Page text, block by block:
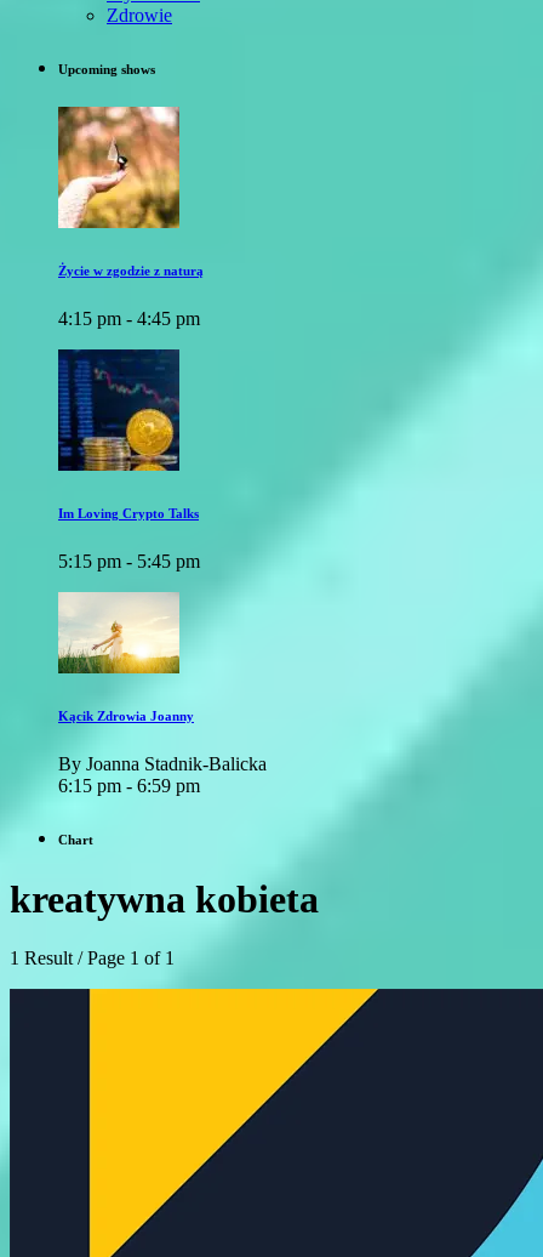
Zdrowie
Upcoming shows
Życie w zgodzie z naturą
4:15 pm - 4:45 pm
Im Loving Crypto Talks
5:15 pm - 5:45 pm
Kącik Zdrowia Joanny
By Joanna Stadnik-Balicka
6:15 pm - 6:59 pm
Chart
kreatywna kobieta
1 Result / Page 1 of 1